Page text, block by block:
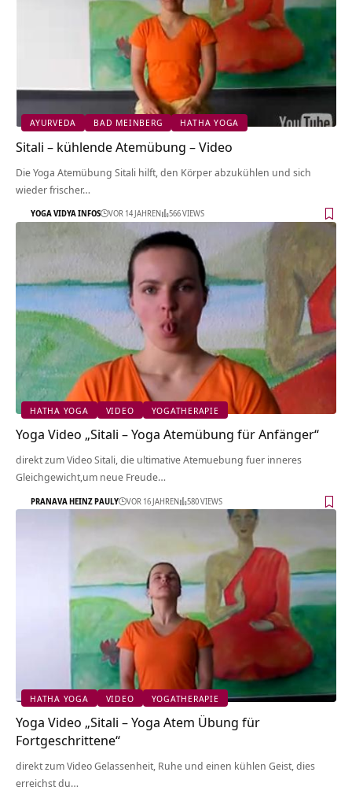
AYURVEDA BAD MEINBERG HATHA YOGA
Sitali – kühlende Atemübung – Video
Die Yoga Atemübung Sitali hilft, den Körper abzukühlen und sich
wieder frischer…
YOGA VIDYA INFOS VOR 14 JAHREN 566 VIEWS
HATHA YOGA VIDEO YOGATHERAPIE
Yoga Video „Sitali – Yoga Atemübung für Anfänger“
direkt zum Video Sitali, die ultimative Atemuebung fuer inneres
Gleichgewicht,um neue Freude…
PRANAVA HEINZ PAULY VOR 16 JAHREN 580 VIEWS
HATHA YOGA VIDEO YOGATHERAPIE
Yoga Video „Sitali – Yoga Atem Übung für
Fortgeschrittene“
direkt zum Video Gelassenheit, Ruhe und einen kühlen Geist, dies
erreichst du…